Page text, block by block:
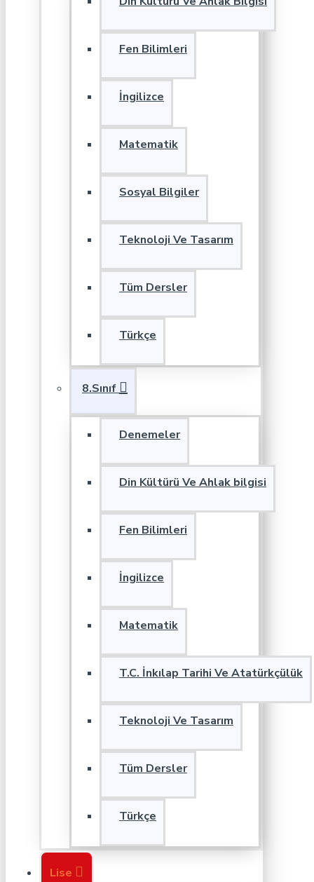
Fen Bilimleri
İngilizce
Matematik
Sosyal Bilgiler
Teknoloji Ve Tasarım
Tüm Dersler
Türkçe
8.Sınıf
Denemeler
Din Kültürü Ve Ahlak bilgisi
Fen Bilimleri
İngilizce
Matematik
T.C. İnkılap Tarihi Ve Atatürkçülük
Teknoloji Ve Tasarım
Tüm Dersler
Türkçe
Lise